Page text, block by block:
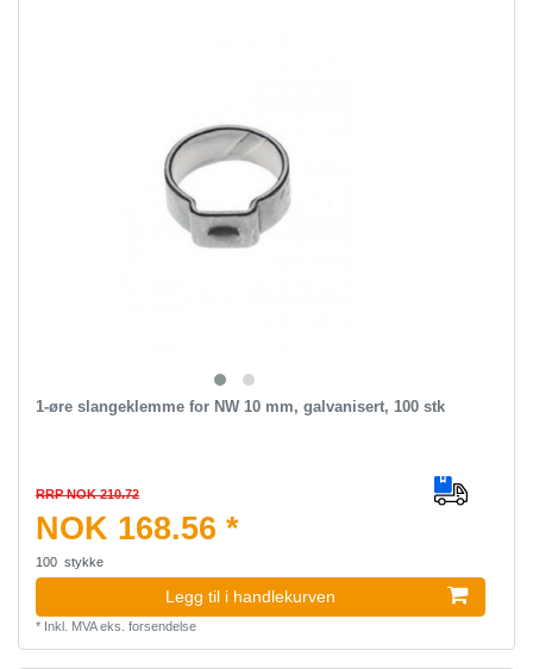
1-øre slangeklemme for NW 10 mm, galvanisert, 100 stk
RRP NOK 210.72
NOK 168.56 *
100 stykke
Legg til i handlekurven
* Inkl. MVAeks. forsendelse